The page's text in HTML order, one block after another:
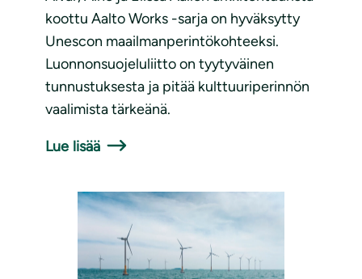
koottu Aalto Works -sarja on hyväksytty
Unescon maailmanperintökohteeksi.
Luonnonsuojeluliitto on tyytyväinen
tunnustuksesta ja pitää kulttuuriperinnön
vaalimista tärkeänä.
Lue lisää